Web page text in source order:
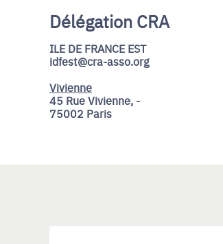
Délégation CRA
ILE DE FRANCE EST
idfest@cra-asso.org
Vivienne
45 Rue Vivienne, -
75002 Paris